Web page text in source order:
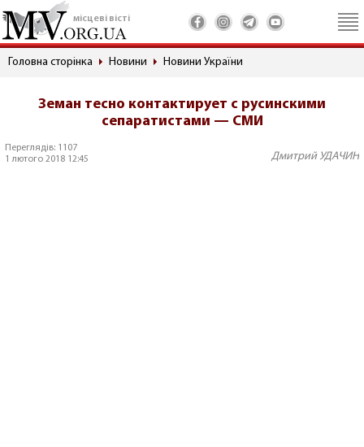
місцеві вісті
Головна сторінка Новини Новини України
Земан тесно контактирует с русинскими
сепаратистами — СМИ
Переглядів: 1107
1 лютого 2018 12:45
Дмитрий УДАЧИН